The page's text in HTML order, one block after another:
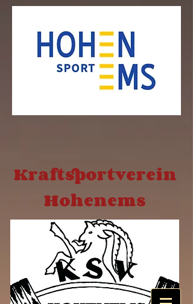
Kraftsportverein
Hohenems